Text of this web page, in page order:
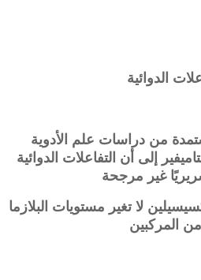
الدوائية
من دراسات علم الأدوية
إلى أن التفاعلات الدوائية
غير مرجحة
لا تغير مستويات البلازما
المركبين